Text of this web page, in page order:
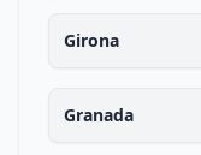
Girona
Granada